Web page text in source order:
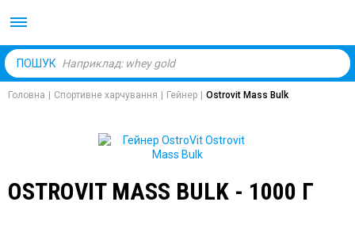
ПОШУК
Головна Спортивне харчування Гейнер Ostrovit Mass Bulk
OSTROVIT MASS BULK - 1000 Г